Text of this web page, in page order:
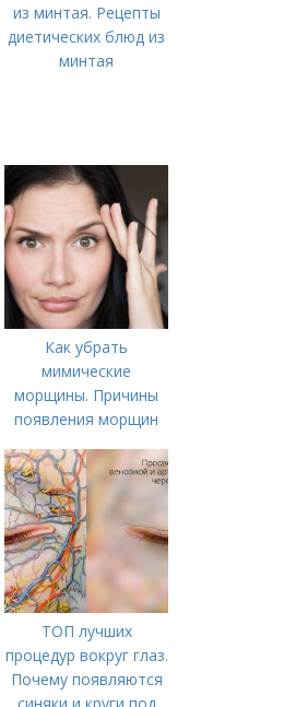
из минтая. Рецепты
диетических блюд из
минтая
Как убрать
мимические
морщины. Причины
появления морщин
ТОП лучших
процедур вокруг глаз.
Почему появляются